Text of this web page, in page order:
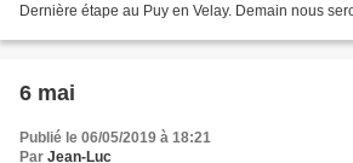
Dernière étape au Puy en Velay. Demain nous
6 mai
Publié le 06/05/2019 à 18:21
Par Jean-Luc